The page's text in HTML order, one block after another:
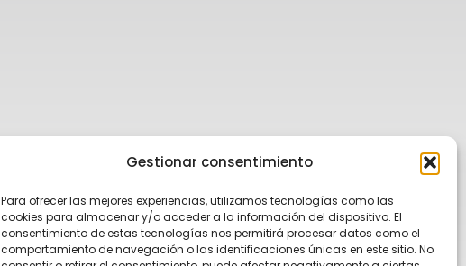
Gestionar consentimiento
Para ofrecer las mejores experiencias, utilizamos tecnologías como las
cookies para almacenar y/o acceder a la información del dispositivo. El
consentimiento de estas tecnologías nos permitirá procesar datos como el
comportamiento de navegación o las identificaciones únicas en este sitio. No